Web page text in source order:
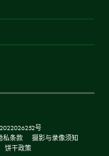
号
私条款
摄影与录像须知
饼干政策